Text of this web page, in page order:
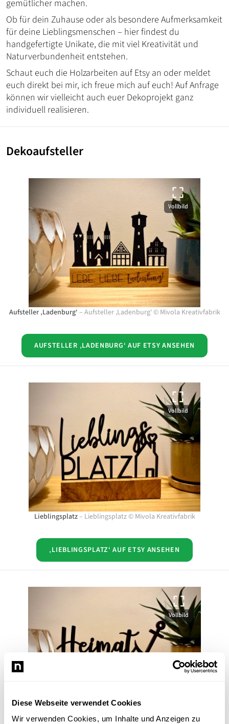
Diese Webseite verwendet Cookies
Wir verwenden Cookies, um Inhalte und Anzeigen zu
gemütlicher machen.
Ob für dein Zuhause oder als besondere Aufmerksamkeit
für deine Lieblingsmenschen – hier findest du
handgefertigte Unikate, die mit viel Kreativität und
Naturverbundenheit entstehen.
Schaut euch die Holzarbeiten auf Etsy an oder meldet
euch direkt bei mir, ich freue mich auf euch! Auf Anfrage
können wir vielleicht auch euer Dekoprojekt ganz
individuell realisieren.
Dekoaufsteller
Vollbild
Aufsteller ‚Ladenburg‘ – Aufsteller ‚Ladenburg‘© Mivola Kreativfabrik
AUFSTELLER ‚LADENBURG‘ AUF ETSY ANSEHEN
Vollbild
Lieblingsplatz– Lieblingsplatz© Mivola Kreativfabrik
‚LIEBLINGSPLATZ‘ AUF ETSY ANSEHEN
Vollbild
Aufsteller ‚Heimathafen‘ mit Anker–Aufsteller ‚Heimathafen‘ mit